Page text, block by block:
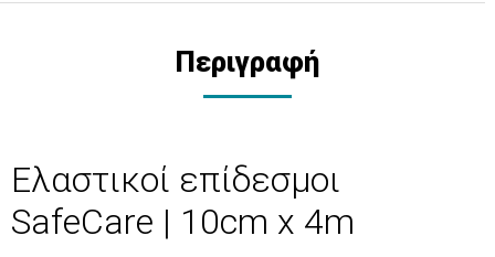
Περιγραφή
Ελαστικοί επίδεσμοι
SafeCare | 10cm x 4m